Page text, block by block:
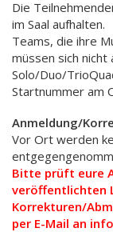
Die
im Saal aufhalten.
Teams, die ihre
müssen sich nicht
Solo/Duo/
Startnummer am
Anmeldung/
Vor Ort werden
Bitte prüft eure
veröffentlichten
Korrekturen/
per E-Mail an